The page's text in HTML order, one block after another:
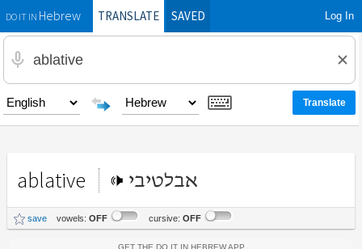
DO IT INHebrewTRANSLATE SAVED Log In
ablative אבלטיבי
save vowels: OFF cursive: OFF
Get the Do It In Hebrew App